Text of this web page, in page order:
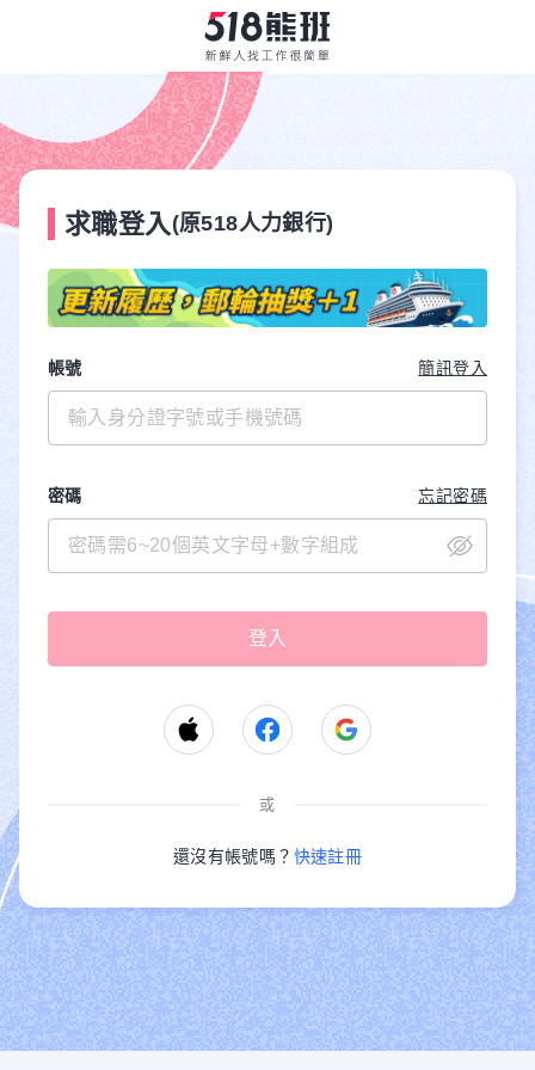
求職登入 (原518人力銀行)
帳號 簡訊登入
密碼 忘記密碼
或
還沒有帳號嗎？ 快速註冊